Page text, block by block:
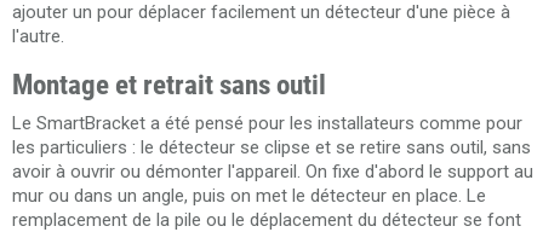
ajouter un pour déplacer facilement un détecteur d'une pièce à
l'autre.
Montage et retrait sans outil
Le SmartBracket a été pensé pour les installateurs comme pour
les particuliers : le détecteur se clipse et se retire sans outil, sans
avoir à ouvrir ou démonter l'appareil. On fixe d'abord le support au
mur ou dans un angle, puis on met le détecteur en place. Le
remplacement de la pile ou le déplacement du détecteur se font